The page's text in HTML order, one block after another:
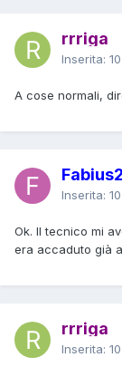
rrriga
Inserita:
A cose normali,
Inserita:
Ok. Il tecnico mi
era accaduto già
rrriga
Inserita: